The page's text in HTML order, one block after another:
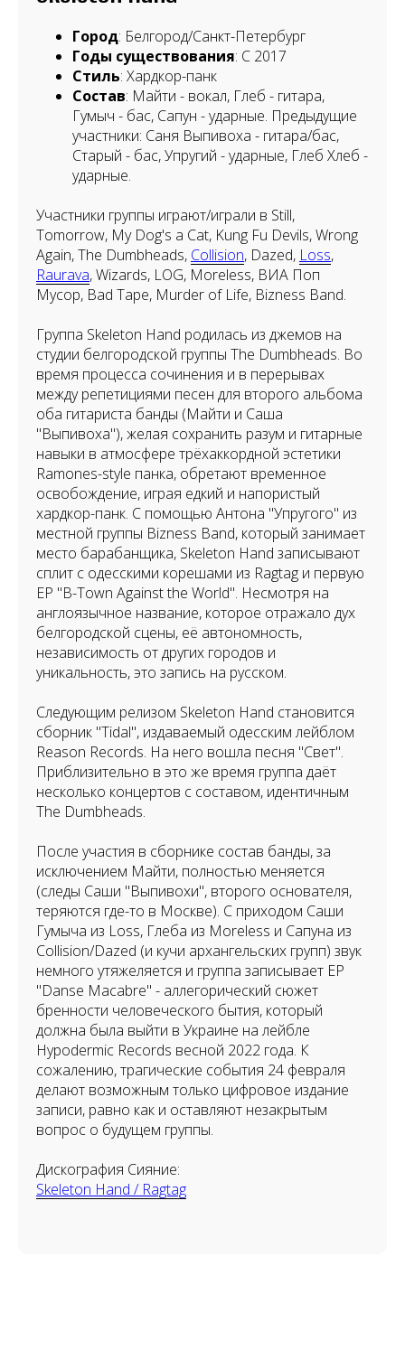
Город: Белгород/Санкт-Петербург
Годы существования: С 2017
Стиль: Хардкор-панк
Состав: Майти - вокал, Глеб - гитара,
Гумыч - бас, Сапун - ударные. Предыдущие
участники: Саня Выпивоха - гитара/бас,
Старый - бас, Упругий - ударные, Глеб Хлеб -
ударные.
Участники группы играют/играли в Still,
Tomorrow, My Dog's a Cat, Kung Fu Devils, Wrong
Again, The Dumbheads, Collision, Dazed, Loss,
Raurava, Wizards, LOG, Moreless, ВИА Поп
Мусор, Bad Tape, Murder of Life, Bizness Band.
Группа Skeleton Hand родилась из джемов на
студии белгородской группы The Dumbheads. Во
время процесса сочинения и в перерывах
между репетициями песен для второго альбома
оба гитариста банды (Майти и Саша
"Выпивоха"), желая сохранить разум и гитарные
навыки в атмосфере трёхаккордной эстетики
Ramones-style панка, обретают временное
освобождение, играя едкий и напористый
хардкор-панк. С помощью Антона "Упругого" из
местной группы Bizness Band, который занимает
место барабанщика, Skeleton Hand записывают
сплит с одесскими корешами из Ragtag и первую
EP "B-Town Against the World". Несмотря на
англоязычное название, которое отражало дух
белгородской сцены, её автономность,
независимость от других городов и
уникальность, это запись на русском.
Следующим релизом Skeleton Hand становится
сборник "Tidal", издаваемый одесским лейблом
Reason Records. На него вошла песня "Свет".
Приблизительно в это же время группа даёт
несколько концертов с составом, идентичным
The Dumbheads.
После участия в сборнике состав банды, за
исключением Майти, полностью меняется
(следы Саши "Выпивохи", второго основателя,
теряются где-то в Москве). С приходом Саши
Гумыча из Loss, Глеба из Moreless и Сапуна из
Collision/Dazed (и кучи архангельских групп) звук
немного утяжеляется и группа записывает EP
"Danse Macabre" - аллегорический сюжет
бренности человеческого бытия, который
должна была выйти в Украине на лейбле
Hypodermic Records весной 2022 года. К
сожалению, трагические события 24 февраля
делают возможным только цифровое издание
записи, равно как и оставляют незакрытым
вопрос о будущем группы.
Дискография Сияние:
Skeleton Hand / Ragtag